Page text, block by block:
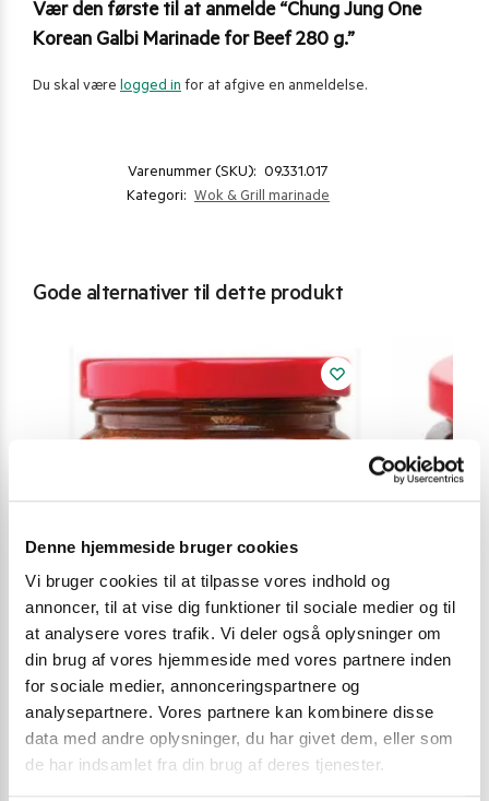
Denne hjemmeside bruger cookies
Vi bruger cookies til at tilpasse vores indhold og
annoncer, til at vise dig funktioner til sociale medier og til
at analysere vores trafik. Vi deler også oplysninger om
din brug af vores hjemmeside med vores partnere inden
for sociale medier, annonceringspartnere og
analysepartnere. Vores partnere kan kombinere disse
data med andre oplysninger, du har givet dem, eller som
de har indsamlet fra din brug af deres tjenester.
Vær den første til at anmelde “Chung Jung One
Korean Galbi Marinade for Beef 280 g.”
Du skal være logged in for at afgive en anmeldelse.
Varenummer (SKU): 09.331.017
Kategori: Wok & Grill marinade
Gode alternativer til dette produkt
SRIRACHA CHILISAUCE OG ANDRE CHILI SAUCER WOK &